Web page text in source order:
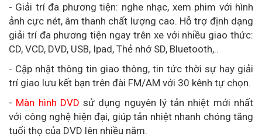
- Giải trí đa phương tiện: nghe nhạc, xem phim với hình
ảnh cực nét, âm thanh chất lượng cao. Hỗ trợ định dạng
giải trí đa phương tiện ngay trên xe với nhiều giao thức:
CD, VCD, DVD, USB, Ipad, Thẻ nhớ SD, Bluetooth,..
- Cập nhật thông tin giao thông, tin tức thời sự hay giải
trí giao lưu kết bạn trên đài FM/AM với 30 kênh tự chọn.
- Màn hình DVD sử dụng nguyên lý tản nhiệt mới nhất
với công nghệ hiện đại, giúp tản nhiệt nhanh chóng tăng
tuổi thọ của DVD lên nhiều năm.